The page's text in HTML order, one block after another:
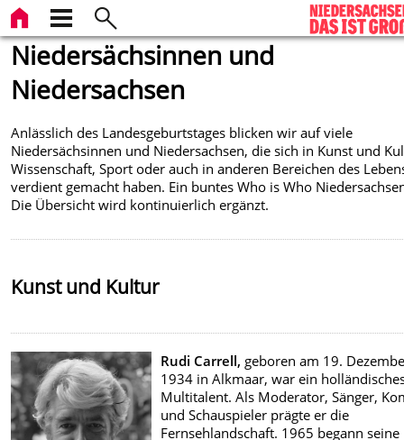
Niedersächsinnen und
Niedersachsen
Anlässlich des Landesgeburtstages blicken wir auf viele
Niedersächsinnen und Niedersachsen, die sich in Kunst und
Wissenschaft, Sport oder auch in anderen Bereichen des
verdient gemacht haben. Ein buntes Who is Who
Die Übersicht wird kontinuierlich ergänzt.
Kunst und Kultur
Rudi Carrell, geboren am 19.
1934 in Alkmaar, war ein
Multitalent. Als Moderator, Sänger,
und Schauspieler prägte er die
Fernsehlandschaft. 1965 begann seine